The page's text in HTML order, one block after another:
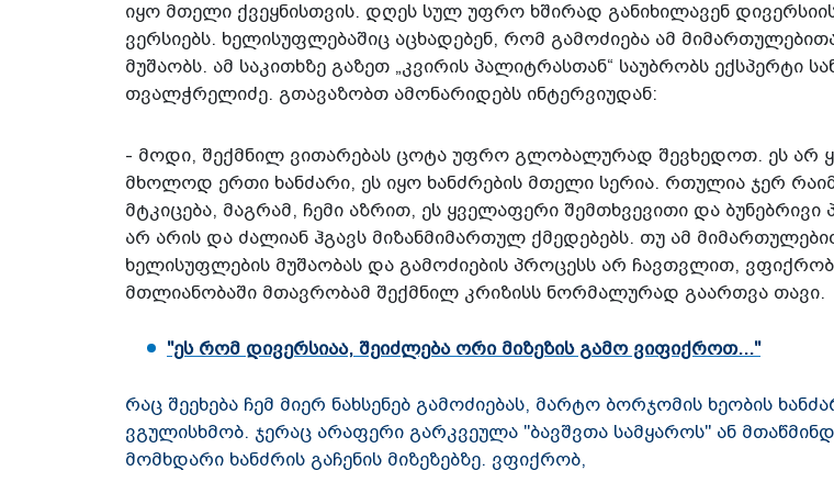
იყო მთელი ქვეყნისთვის. დღეს სულ უფრო ხშირად განიხილავენ
ვერსიებს. ხელისუფლებაშიც აცხადებენ, რომ გამოძიება ამ
მუშაობს. ამ საკითხზე გაზეთ „კვირის პალიტრასთან“ საუბრობს ექსპერტი
თვალჭრელიძე. გთავაზობთ ამონარიდებს ინტერვიუდან:
- მოდი, შექმნილ ვითარებას ცოტა უფრო გლობალურად შევხედოთ. ეს არ
მხოლოდ ერთი ხანძარი, ეს იყო ხანძრების მთელი სერია. რთულია ჯერ
მტკიცება, მაგრამ, ჩემი აზრით, ეს ყველაფერი შემთხვევითი და ბუნებრივი
არ არის და ძალიან ჰგავს მიზანმიმართულ ქმედებებს. თუ ამ
ხელისუფლების მუშაობას და გამოძიების პროცესს არ ჩავთვლით,
მთლიანობაში მთავრობამ შექმნილ კრიზისს ნორმალურად გაართვა თავი.
"ეს რომ დივერსიაა, შეიძლება ორი მიზეზის გამო ვიფიქროთ..."
რაც შეეხება ჩემ მიერ ნახსენებ გამოძიებას, მარტო ბორჯომის ხეობის
ვგულისხმობ. ჯერაც არაფერი გარკვეულა "ბავშვთა სამყაროს" ან
მომხდარი ხანძრის გაჩენის მიზეზებზე. ვფიქრობ,